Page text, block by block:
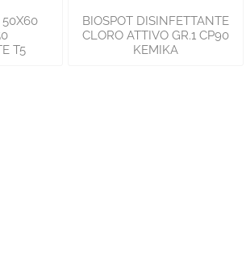
50X60
T5
BIOSPOT DISINFETTANTE
CLORO ATTIVO GR.1 CP90
KEMIKA